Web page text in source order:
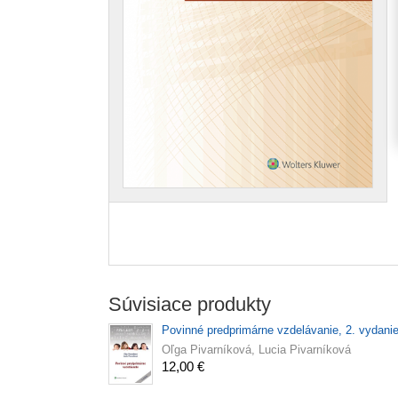
Súvisiace produkty
Povinné predprimárne vzdelávanie, 2. vydanie
Oľga Pivarníková, Lucia Pivarníková
12,00 €